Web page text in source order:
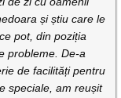
și știu care le
pot, din poziția
probleme. De-a
de facilități pentru
speciale, am reușit